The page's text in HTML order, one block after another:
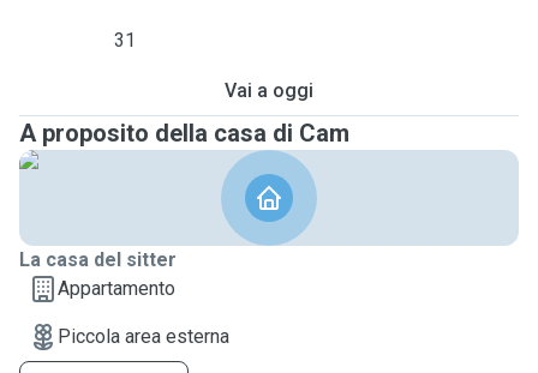
31
Vai a oggi
A proposito della casa di Cam
La casa del sitter
Appartamento
Piccola area esterna